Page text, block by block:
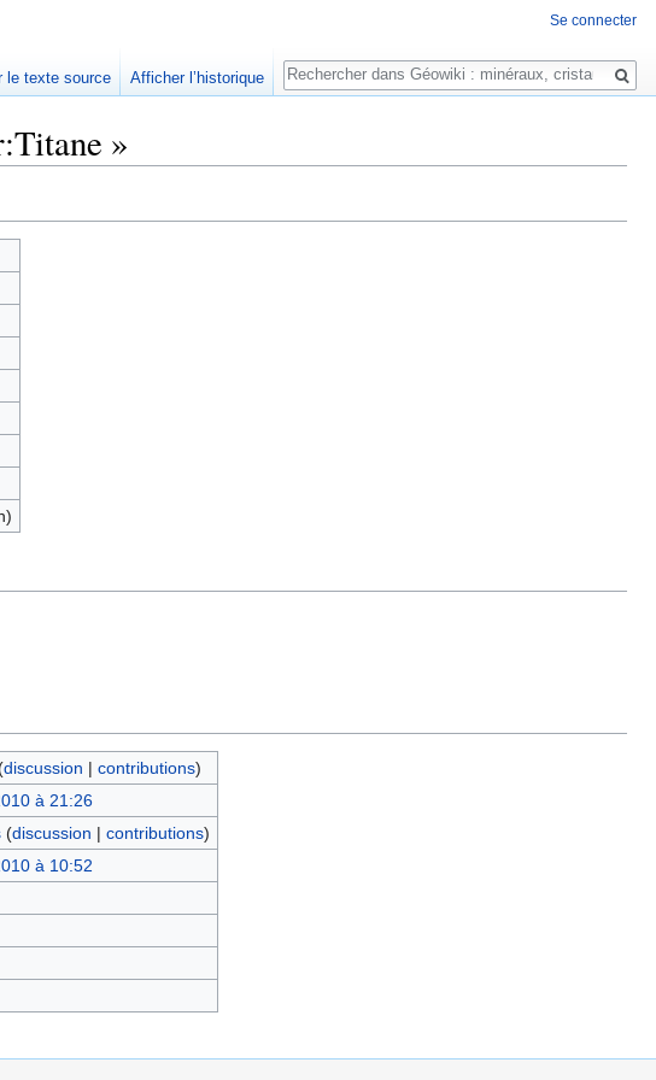
»
discussion | contributions)
à 21:26
(discussion | contributions)
à 10:52
Se connecter
le texte source Afficher l’historique
Rechercher